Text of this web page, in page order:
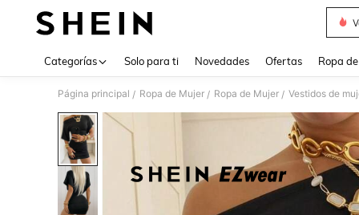
Categorías Solo para ti Novedades Ofertas Ropa
Página principal / Ropa de Mujer / Ropa de Mujer / Vestidos de